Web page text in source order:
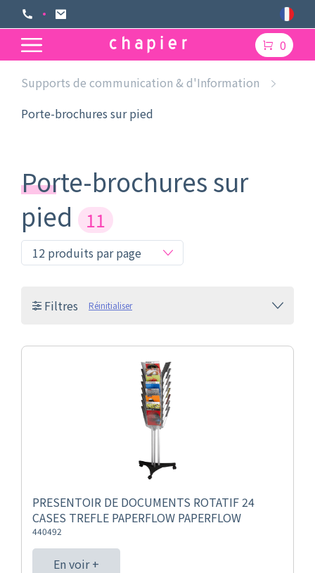
0
Supports de communication & d'Information
Porte-brochures sur pied
Porte-brochures sur
pied
11
Filtres Réinitialiser
PRESENTOIR DE DOCUMENTS ROTATIF 24
CASES TREFLE PAPERFLOW PAPERFLOW
440492
En voir +